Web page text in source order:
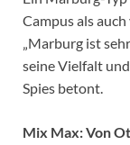
Campus als
„Marburg ist
seine Vielfalt
Spies betont.
Mix Max: Von